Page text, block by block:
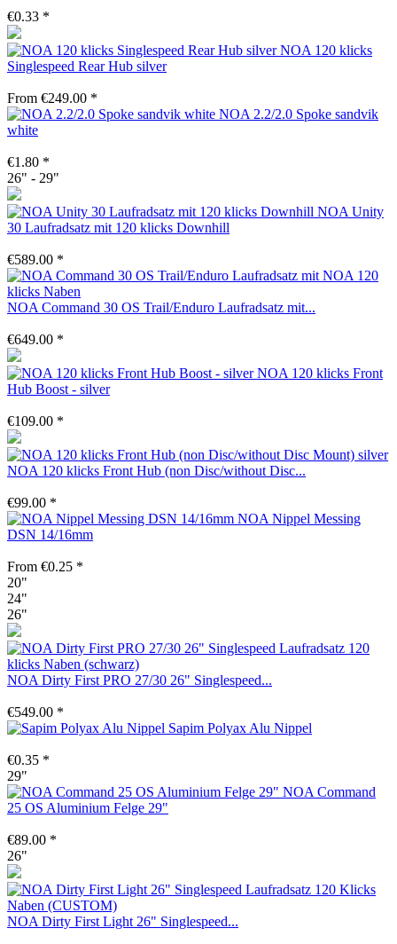
€0.33 *
NOA 120 klicks
Singlespeed Rear Hub silver
From €249.00 *
NOA 2.2/2.0 Spoke sandvik
white
€1.80 *
26" - 29"
NOA Unity
30 Laufradsatz mit 120 klicks Downhill
€589.00 *
NOA Command 30 OS Trail/Enduro Laufradsatz mit...
€649.00 *
NOA 120 klicks Front
Hub Boost - silver
€109.00 *
NOA 120 klicks Front Hub (non Disc/without Disc...
€99.00 *
NOA Nippel Messing
DSN 14/16mm
From €0.25 *
20"
24"
26"
NOA Dirty First PRO 27/30 26" Singlespeed...
€549.00 *
Sapim Polyax Alu Nippel
€0.35 *
29"
NOA Command
25 OS Aluminium Felge 29"
€89.00 *
26"
NOA Dirty First Light 26" Singlespeed...